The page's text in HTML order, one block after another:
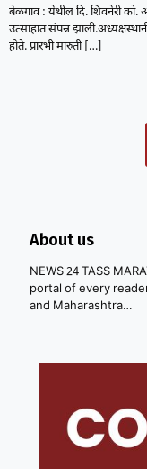
बेळगाव : येथील दि. शिवनेरी को.
उत्साहात संपन्न
होते. प्रारंभी मारुती[…]
About us
NEWS 24 TASS
portal of every
and Maharashtra…